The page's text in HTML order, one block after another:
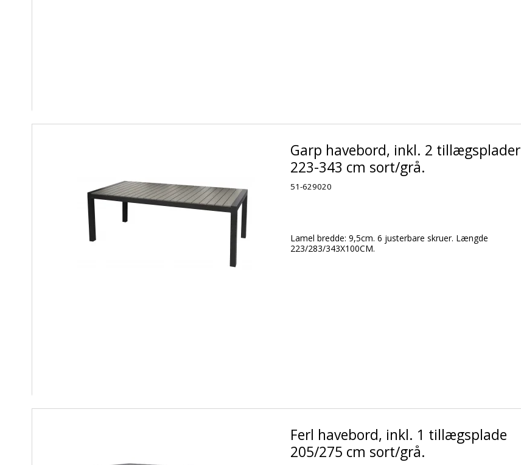
Garp havebord, inkl. 2 tillægsplader
223-343 cm sort/grå.
51-629020
Lamel bredde: 9,5cm. 6 justerbare skruer. Længde
223/283/343X100CM.
Ferl havebord, inkl. 1 tillægsplade
205/275 cm sort/grå.